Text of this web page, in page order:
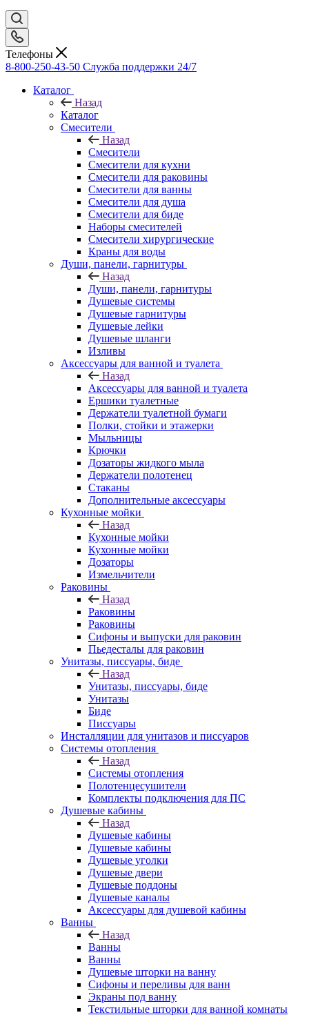
Телефоны
8-800-250-43-50 Служба поддержки 24/7
Каталог
Назад
Каталог
Смесители
Назад
Смесители
Смесители для кухни
Смесители для раковины
Смесители для ванны
Смесители для душа
Смесители для биде
Наборы смесителей
Смесители хирургические
Краны для воды
Души, панели, гарнитуры
Назад
Души, панели, гарнитуры
Душевые системы
Душевые гарнитуры
Душевые лейки
Душевые шланги
Изливы
Аксессуары для ванной и туалета
Назад
Аксессуары для ванной и туалета
Ершики туалетные
Держатели туалетной бумаги
Полки, стойки и этажерки
Мыльницы
Крючки
Дозаторы жидкого мыла
Держатели полотенец
Стаканы
Дополнительные аксессуары
Кухонные мойки
Назад
Кухонные мойки
Кухонные мойки
Дозаторы
Измельчители
Раковины
Назад
Раковины
Раковины
Сифоны и выпуски для раковин
Пьедесталы для раковин
Унитазы, писсуары, биде
Назад
Унитазы, писсуары, биде
Унитазы
Биде
Писсуары
Инсталляции для унитазов и писсуаров
Системы отопления
Назад
Системы отопления
Полотенцесушители
Комплекты подключения для ПС
Душевые кабины
Назад
Душевые кабины
Душевые кабины
Душевые уголки
Душевые двери
Душевые поддоны
Душевые каналы
Аксессуары для душевой кабины
Ванны
Назад
Ванны
Ванны
Душевые шторки на ванну
Сифоны и переливы для ванн
Экраны под ванну
Текстильные шторки для ванной комнаты